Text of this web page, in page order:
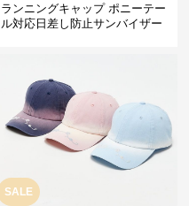
ランニングキャップ ポニーテー
ル対応日差し防止サンバイザー
SALE